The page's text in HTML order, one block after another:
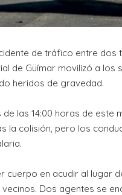
de tráfico entre
de Güímar movilizó a los
heridos de gravedad.
las 14:00 horas de este
la colisión, pero los
cuerpo en acudir al lugar
Dos agentes se